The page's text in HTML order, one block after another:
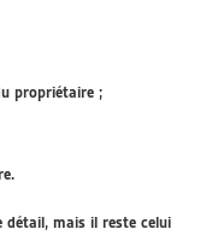
propriétaire ;
détail, mais il reste celui